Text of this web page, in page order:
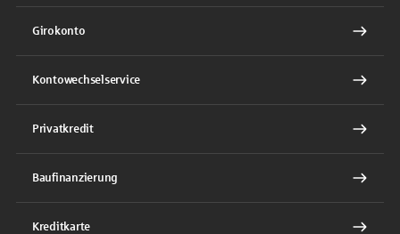
Girokonto
Kontowechselservice
Privatkredit
Baufinanzierung
Kreditkarte